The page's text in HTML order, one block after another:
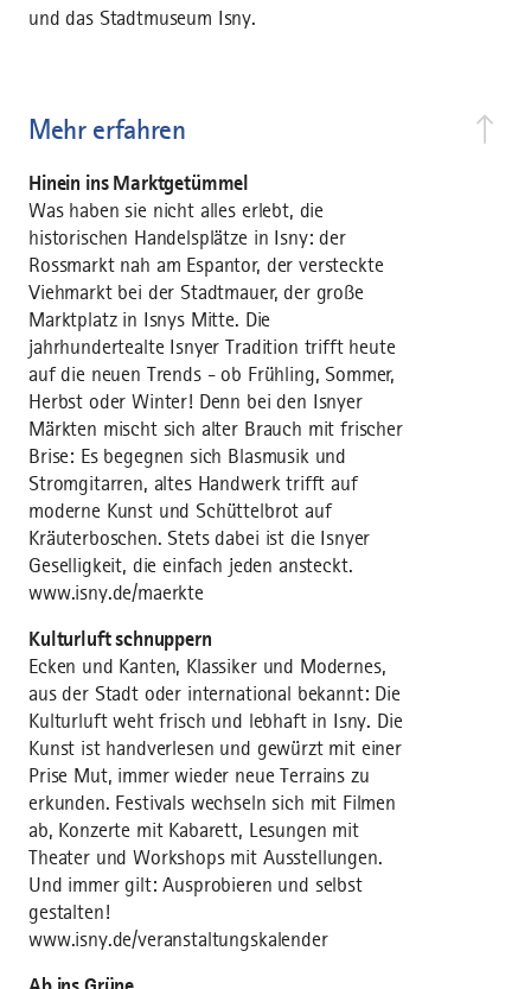
und das Stadtmuseum Isny.
Mehr erfahren
Hinein ins Marktgetümmel
Was haben sie nicht alles erlebt, die
historischen Handelsplätze in Isny: der
Rossmarkt nah am Espantor, der versteckte
Viehmarkt bei der Stadtmauer, der große
Marktplatz in Isnys Mitte. Die
jahrhundertealte Isnyer Tradition trifft heute
auf die neuen Trends - ob Frühling, Sommer,
Herbst oder Winter! Denn bei den Isnyer
Märkten mischt sich alter Brauch mit frischer
Brise: Es begegnen sich Blasmusik und
Stromgitarren, altes Handwerk trifft auf
moderne Kunst und Schüttelbrot auf
Kräuterboschen. Stets dabei ist die Isnyer
Geselligkeit, die einfach jeden ansteckt.
www.isny.de/maerkte
Kulturluft schnuppern
Ecken und Kanten, Klassiker und Modernes,
aus der Stadt oder international bekannt: Die
Kulturluft weht frisch und lebhaft in Isny. Die
Kunst ist handverlesen und gewürzt mit einer
Prise Mut, immer wieder neue Terrains zu
erkunden. Festivals wechseln sich mit Filmen
ab, Konzerte mit Kabarett, Lesungen mit
Theater und Workshops mit Ausstellungen.
Und immer gilt: Ausprobieren und selbst
gestalten!
www.isny.de/veranstaltungskalender